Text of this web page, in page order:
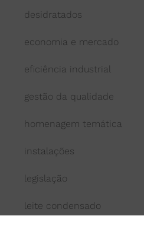
desidratados
economia e mercado
eficiência industrial
gestão da qualidade
homenagem temática
instalações
legislação
leite condensado